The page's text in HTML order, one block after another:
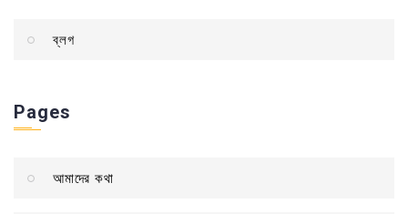
ব্লগ
Pages
আমাদের কথা